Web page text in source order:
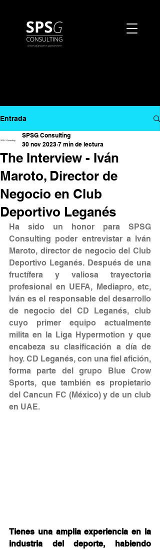
Entrada
The Interview - Iván
Maroto, Director de
Negocio en Club
Deportivo Leganés
SPSG Consulting
30 nov 2023 7 min de lectura
Ha sido un honor para SPSG
Consulting poder entrevistar a Iván
Maroto, director de negocio del Club
Deportivo Leganés. Después de una
fructífera y valiosa trayectoria
profesional en UEFA, Mediapro, etc,
Iván es el responsable del desarrollo
de negocio del CD Leganés, club
cuyo primer equipo actualmente
milita en la Liga Hypermotion y que
encabeza su clasificación a día de
hoy. CD Leganés, con una fiel afición,
forma parte del grupo Blue Crow
Sports, que también es propietario
del Cancun FC (México) y de un club
en UAE.
Tienes una amplia experiencia en la
industria del deporte, habiendo